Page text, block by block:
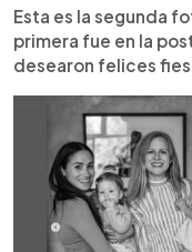
Esta es la segunda
primera fue en la
desearon felices